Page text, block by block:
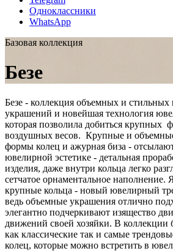
Одноклассники
WhatsApp
Базовая коллекция
Безе
Безе - коллекция объемных и
украшений и новейшая технология
которая позволила добиться крупных
воздушных весов. Крупные и
формы колец и ажурная биза -
ювелирной эстетике - детальная
изделия, даже внутри кольца легко
сетчатое орнаментальное наполнение.
крупные кольца - новый ювелирный
ведь объемные украшения отлично
элегантно подчеркивают изящество
движений своей хозяйки. В коллекции
как классические так и самые
колец, которые можно встретить в